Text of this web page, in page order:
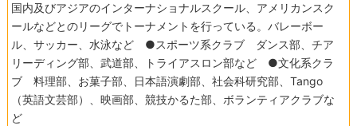
国内及びアジアのインターナショナルスクール、アメリカンスク
ールなどとのリーグでトーナメントを行っている。バレーボー
ル、サッカー、水泳など ●スポーツ系クラブ ダンス部、チア
リーディング部、武道部、トライアスロン部など ●文化系クラ
ブ 料理部、お菓子部、日本語演劇部、社会科研究部、Tango
（英語文芸部）、映画部、競技かるた部、ボランティアクラブな
ど